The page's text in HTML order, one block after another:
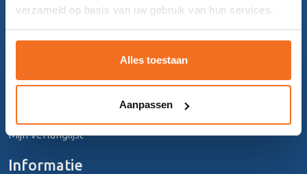
verzameld op basis van uw gebruik van hun services.
Alles toestaan
Aanpassen
Beddengoed
Registreren
Mijn verlanglijst
Informatie